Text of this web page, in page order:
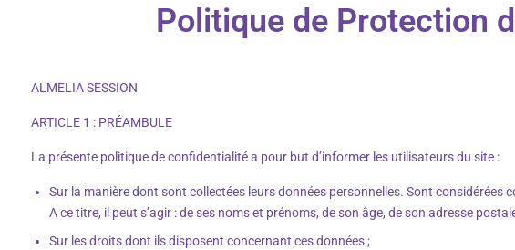
Politique de Protection
ALMELIA SESSION
ARTICLE 1 : PRÉAMBULE
La présente politique de confidentialité a pour but d’informer les utilisateurs du site :
Sur la manière dont sont collectées leurs données personnelles. Sont
A ce titre, il peut s’agir : de ses noms et prénoms, de son âge, de son adresse
Sur les droits dont ils disposent concernant ces données ;